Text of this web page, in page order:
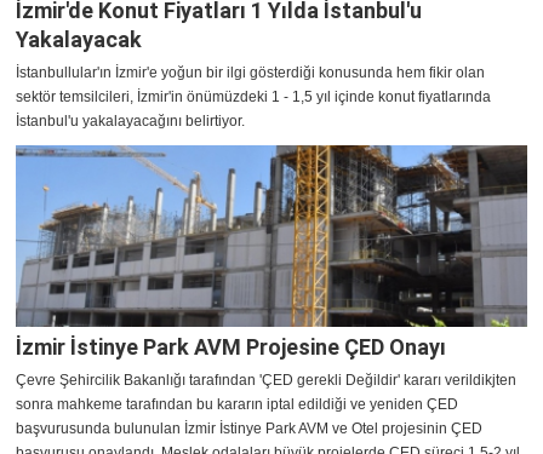
İzmir'de Konut Fiyatları 1 Yılda İstanbul'u
Yakalayacak
İstanbullular'ın İzmir'e yoğun bir ilgi gösterdiği konusunda hem fikir olan
sektör temsilcileri, İzmir'in önümüzdeki 1 - 1,5 yıl içinde konut fiyatlarında
İstanbul'u yakalayacağını belirtiyor.
İzmir İstinye Park AVM Projesine ÇED Onayı
Çevre Şehircilik Bakanlığı tarafından 'ÇED gerekli Değildir' kararı verildikjten
sonra mahkeme tarafından bu kararın iptal edildiği ve yeniden ÇED
başvurusunda bulunulan İzmir İstinye Park AVM ve Otel projesinin ÇED